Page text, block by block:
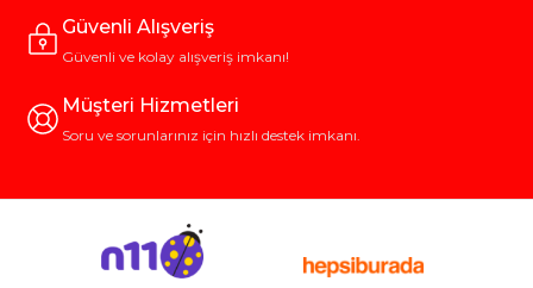
Güvenli Alışveriş
Güvenli ve kolay alışveriş imkanı!
Müşteri Hizmetleri
Soru ve sorunlarınız için hızlı destek imkanı.